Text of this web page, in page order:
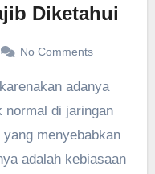
Diketahui
No Comments
normal di jaringan
menyebabkan
adalah kebiasaan